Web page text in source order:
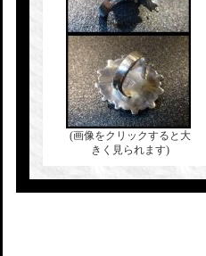
(画像をクリックすると大
きく見られます)